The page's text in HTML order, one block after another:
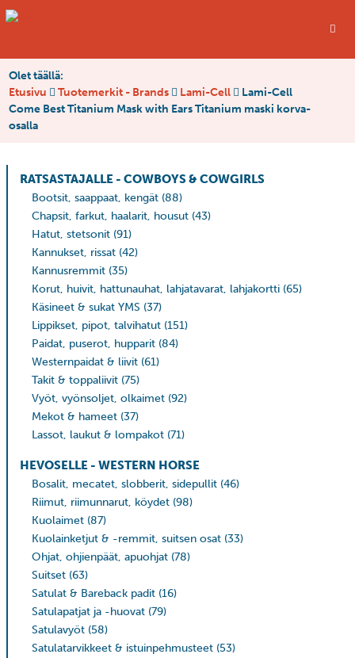
Olet täällä:
Etusivu
Tuotemerkit - Brands Lami-Cell
Lami-Cell
Come Best Titanium Mask with Ears Titanium maski korva-
osalla
RATSASTAJALLE - COWBOYS & COWGIRLS
Bootsit, saappaat, kengät (88)
Chapsit, farkut, haalarit, housut (43)
Hatut, stetsonit (91)
Kannukset, rissat (42)
Kannusremmit (35)
Korut, huivit, hattunauhat, lahjatavarat, lahjakortti (65)
Käsineet & sukat YMS (37)
Lippikset, pipot, talvihatut (151)
Paidat, puserot, hupparit (84)
Westernpaidat & liivit (61)
Takit & toppaliivit (75)
Vyöt, vyönsoljet, olkaimet (92)
Mekot & hameet (37)
Lassot, laukut & lompakot (71)
HEVOSELLE - WESTERN HORSE
Bosalit, mecatet, slobberit, sidepullit (46)
Riimut, riimunnarut, köydet (98)
Kuolaimet (87)
Kuolainketjut & -remmit, suitsen osat (33)
Ohjat, ohjienpäät, apuohjat (78)
Suitset (63)
Satulat & Bareback padit (16)
Satulapatjat ja -huovat (79)
Satulavyöt (58)
Satulatarvikkeet & istuinpehmusteet (53)